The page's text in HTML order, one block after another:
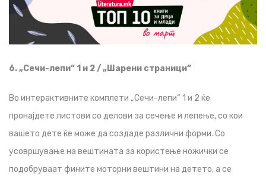
6. „Сечи-лепи“ 1 и 2 / „Шарени страници“
Во интерактивните комплети „Сечи-лепи“ 1 и 2 ќе
пронајдете листови со делови за сечење и лепење, со кои
вашето дете ќе може да создаде различни форми. Со
усовршување на вештината за користење ножички се
подобруваат фините моторни вештини на детето, а се